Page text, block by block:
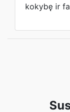
kokybę ir